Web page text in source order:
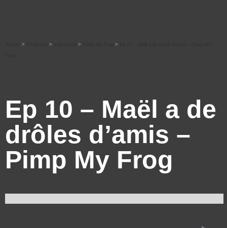
> > > >
Ep 10 – Maël a de
drôles d’amis –
Pimp My Frog